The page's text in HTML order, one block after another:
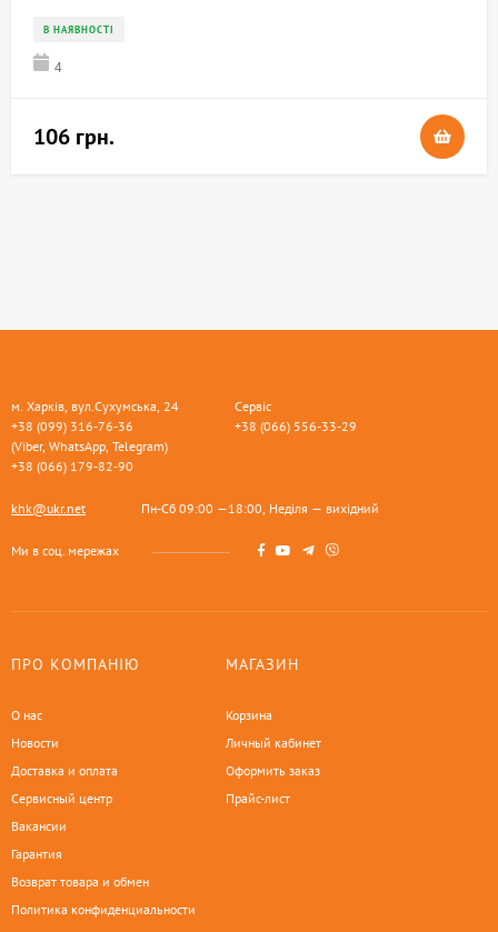
В НАЯВНОСТІ
4
106 грн.
м. Харків, вул.Сухумська, 24
+38 (099) 316-76-36
(Viber, WhatsApp, Telegram)
+38 (066) 179-82-90
Сервіс
+38 (066) 556-33-29
khk@ukr.net Пн-Сб 09:00 —18:00, Неділя — вихідний
Ми в соц. мережах
ПРО КОМПАНІЮ
О нас
Новости
Доставка и оплата
Сервисный центр
Вакансии
Гарантия
Возврат товара и обмен
Политика конфиденциальности
МАГАЗИН
Корзина
Личный кабинет
Оформить заказ
Прайс-лист